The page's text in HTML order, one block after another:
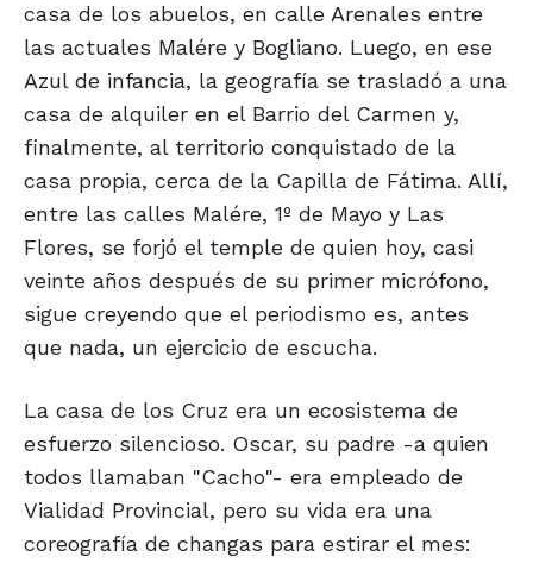
casa de los abuelos, en calle Arenales entre
las actuales Malére y Bogliano. Luego, en ese
Azul de infancia, la geografía se trasladó a una
casa de alquiler en el Barrio del Carmen y,
finalmente, al territorio conquistado de la
casa propia, cerca de la Capilla de Fátima. Allí,
entre las calles Malére, 1º de Mayo y Las
Flores, se forjó el temple de quien hoy, casi
veinte años después de su primer micrófono,
sigue creyendo que el periodismo es, antes
que nada, un ejercicio de escucha.
La casa de los Cruz era un ecosistema de
esfuerzo silencioso. Oscar, su padre -a quien
todos llamaban "Cacho"- era empleado de
Vialidad Provincial, pero su vida era una
coreografía de changas para estirar el mes: